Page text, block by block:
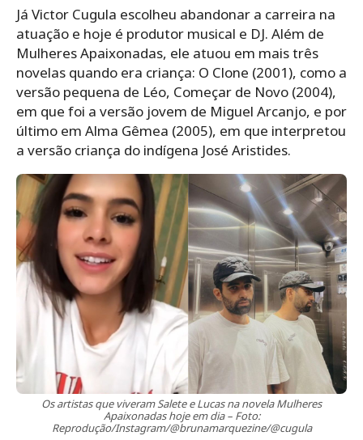
Já Victor Cugula escolheu abandonar a carreira na
atuação e hoje é produtor musical e DJ. Além de
Mulheres Apaixonadas, ele atuou em mais três
novelas quando era criança: O Clone (2001), como a
versão pequena de Léo, Começar de Novo (2004),
em que foi a versão jovem de Miguel Arcanjo, e por
último em Alma Gêmea (2005), em que interpretou
a versão criança do indígena José Aristides.
Os artistas que viveram Salete e Lucas na novela Mulheres
Apaixonadas hoje em dia – Foto:
Reprodução/Instagram/@brunamarquezine/@cugula